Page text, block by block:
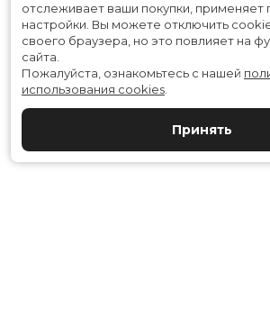
отслеживает ваши покупки, применяет
настройки. Вы можете отключить
своего браузера, но это повлияет на
сайта.
Пожалуйста, ознакомьтесь с нашей
использования cookies
Принять